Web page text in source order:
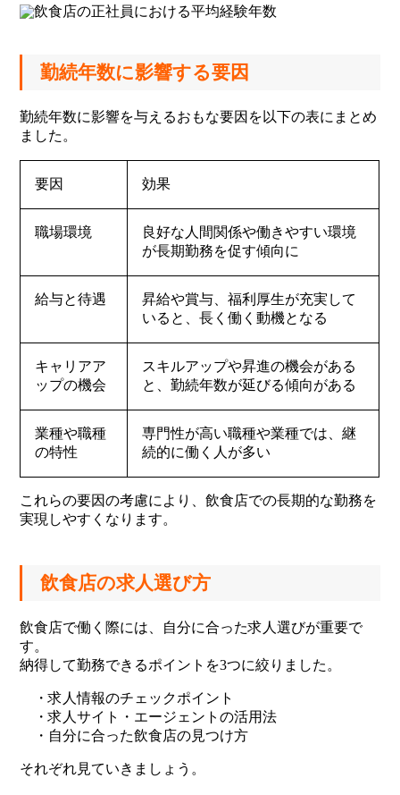
勤続年数に影響する要因
勤続年数に影響を与えるおもな要因を以下の表にまとめ
ました。
要因 効果
職場環境
良好な人間関係や働きやすい環境
が長期勤務を促す傾向に
給与と待遇
昇給や賞与、福利厚生が充実して
いると、長く働く動機となる
キャリアア
ップの機会
スキルアップや昇進の機会がある
と、勤続年数が延びる傾向がある
業種や職種
の特性
専門性が高い職種や業種では、継
続的に働く人が多い
これらの要因の考慮により、飲食店での長期的な勤務を
実現しやすくなります。
飲食店の求人選び方
飲食店で働く際には、自分に合った求人選びが重要で
す。
納得して勤務できるポイントを3つに絞りました。
・求人情報のチェックポイント
・求人サイト・エージェントの活用法
・自分に合った飲食店の見つけ方
それぞれ見ていきましょう。